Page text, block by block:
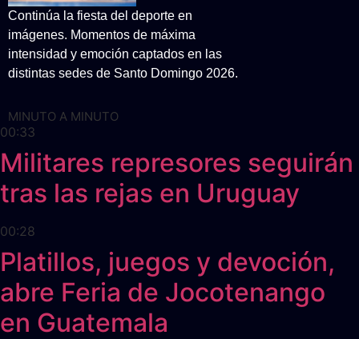
Continúa la fiesta del deporte en
imágenes. Momentos de máxima
intensidad y emoción captados en las
distintas sedes de Santo Domingo 2026.
MINUTO A MINUTO
00:33
Militares represores seguirán
tras las rejas en Uruguay
00:28
Platillos, juegos y devoción,
abre Feria de Jocotenango
en Guatemala